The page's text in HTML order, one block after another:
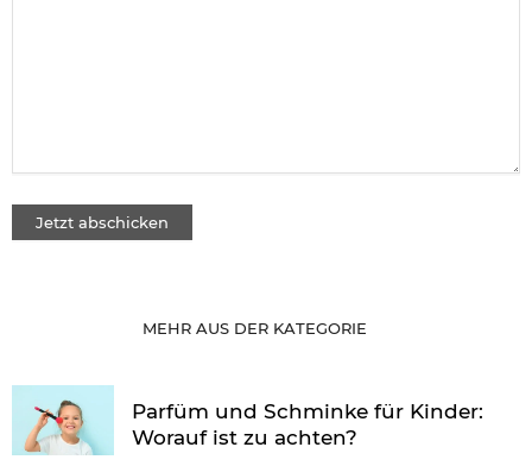
MEHR AUS DER KATEGORIE
Parfüm und Schminke für Kinder:
Worauf ist zu achten?